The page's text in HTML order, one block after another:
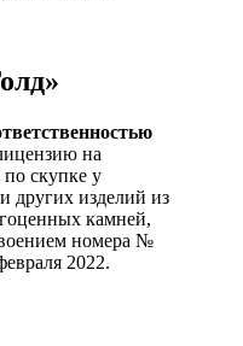
на
по скупке у
других изделий из
камней,
номера №
2022.